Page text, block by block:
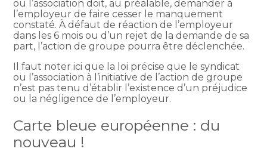
ou l’association doit, au préalable, demander à
l’employeur de faire cesser le manquement
constaté. À défaut de réaction de l’employeur
dans les 6 mois ou d’un rejet de la demande de sa
part, l’action de groupe pourra être déclenchée.
Il faut noter ici que la loi précise que le syndicat
ou l’association à l’initiative de l’action de groupe
n’est pas tenu d’établir l’existence d’un préjudice
ou la négligence de l’employeur.
Carte bleue européenne : du
nouveau !